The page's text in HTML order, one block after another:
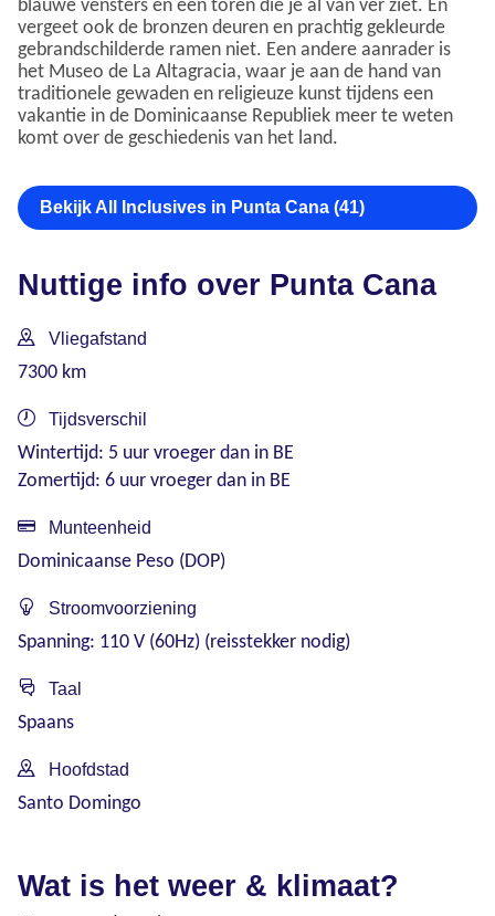
blauwe vensters en een toren die je al van ver ziet. En
vergeet ook de bronzen deuren en prachtig gekleurde
gebrandschilderde ramen niet. Een andere aanrader is
het Museo de La Altagracia, waar je aan de hand van
traditionele gewaden en religieuze kunst tijdens een
vakantie in de Dominicaanse Republiek meer te weten
komt over de geschiedenis van het land.
Bekijk All Inclusives in Punta Cana (41)
Nuttige info over Punta Cana
Vliegafstand
7300 km
Tijdsverschil
Wintertijd: 5 uur vroeger dan in BE
Zomertijd: 6 uur vroeger dan in BE
Munteenheid
Dominicaanse Peso (DOP)
Stroomvoorziening
Spanning: 110 V (60Hz) (reisstekker nodig)
Taal
Spaans
Hoofdstad
Santo Domingo
Wat is het weer & klimaat?